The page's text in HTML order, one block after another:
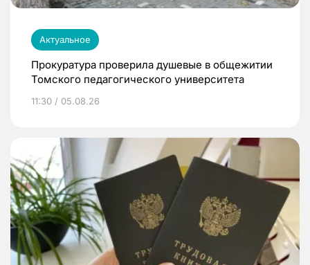
Актуальное
Прокуратура проверила душевые в общежитии
Томского педагогического университета
11:30 / 05.08.26